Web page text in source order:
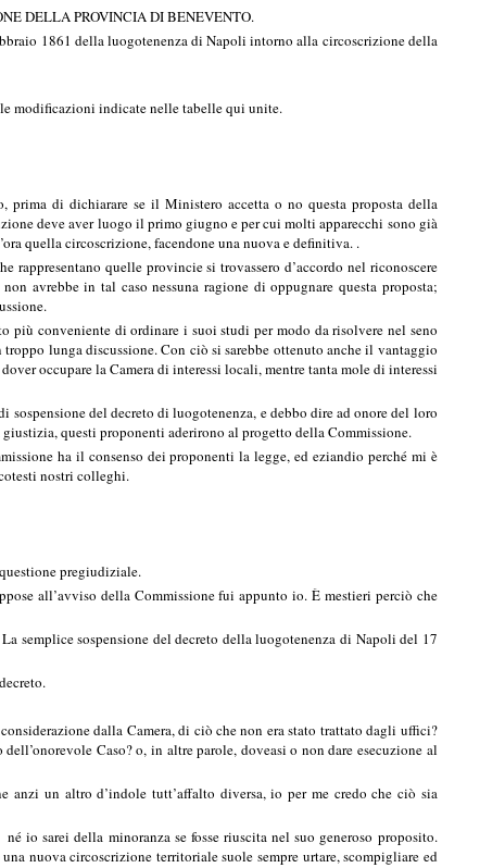
DELLA PROVINCIA DI BENEVENTO.
1861 della luogotenenza di Napoli intorno alla circoscrizione della
modificazioni indicate nelle tabelle qui unite.
prima di dichiarare se il Ministero accetta o no questa proposta della
deve aver luogo il primo giugno e per cui molti apparecchi sono già
quella circoscrizione, facendone una nuova e definitiva. .
quelle provincie si trovassero d’accordo nel riconoscere
avrebbe in tal caso nessuna ragione di oppugnare questa proposta;
più conveniente di ordinare i suoi studi per modo da risolvere nel seno
lunga discussione. Con ciò si sarebbe ottenuto anche il vantaggio
occupare la Camera di interessi locali, mentre tanta mole di interessi
del decreto di luogotenenza, e debbo dire ad onore del loro
questi proponenti aderirono al progetto della Commissione.
ha il consenso dei proponenti la legge, ed eziandio perché mi è
nostri colleghi.
pregiudiziale.
all’avviso della Commissione fui appunto io. È mestieri perciò che
semplice sospensione del decreto della luogotenenza di Napoli del 17
dalla Camera, di ciò che non era stato trattato dagli uffici?
Caso? o, in altre parole, doveasi o non dare esecuzione al
anzi un altro d’indole tutt’affalto diversa, io per me credo che ciò sia
io sarei della minoranza se fosse riuscita nel suo generoso proposito.
nuova circoscrizione territoriale suole sempre urtare, scompigliare ed